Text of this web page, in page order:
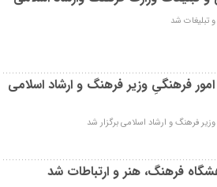
تبلیغات شد
فرهنگیِ وزیر فرهنگ و ارشاد اسلامی
فرهنگ و ارشاد اسلامی برگزار شد
فرهنگ، هنر و ارتباطات شد